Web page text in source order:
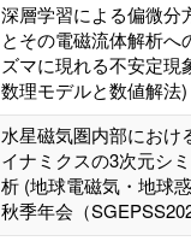
深層学習による偏微分
とその電磁流体解析へ
ズマに現れる不安定現
数理モデルと数値解法)
水星磁気圏内部におけ
イナミクスの3次元シ
析 (地球電磁気・地球
秋季年会（